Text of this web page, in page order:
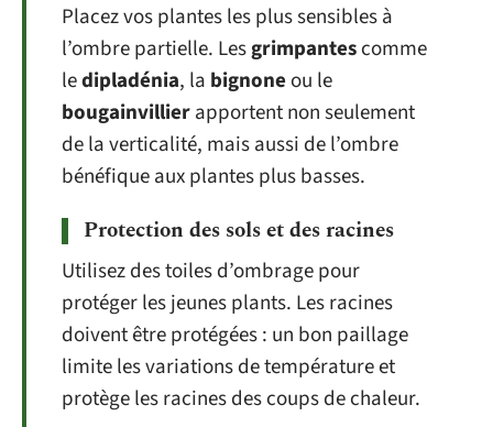
Placez vos plantes les plus sensibles à
l’ombre partielle. Lesgrimpantescomme
ledipladénia, la bignone ou le
bougainvillierapportent non seulement
de la verticalité, mais aussi de l’ombre
bénéfique aux plantes plus basses.
Protection des sols et des racines
Utilisez des toiles d’ombrage pour
protéger les jeunes plants. Les racines
doivent être protégées : un bon paillage
limite les variations de température et
protège les racines des coups de chaleur.